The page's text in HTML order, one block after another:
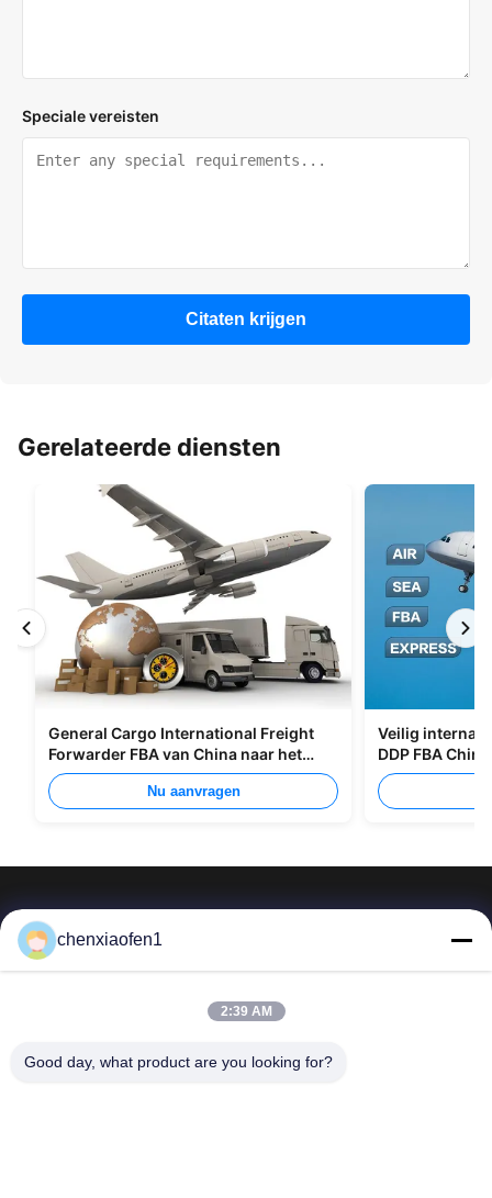
Speciale vereisten
Citaten krijgen
Gerelateerde diensten
General Cargo International Freight
Forwarder FBA van China naar het
Verenigd Koninkrijk Italië Portugal
Nu aanvragen
Veilig
DDP FBA
Van de de Zijdeweg van Peking van het de
chenxiaofen1
2:39 AM
Good day, what product are you looking for?